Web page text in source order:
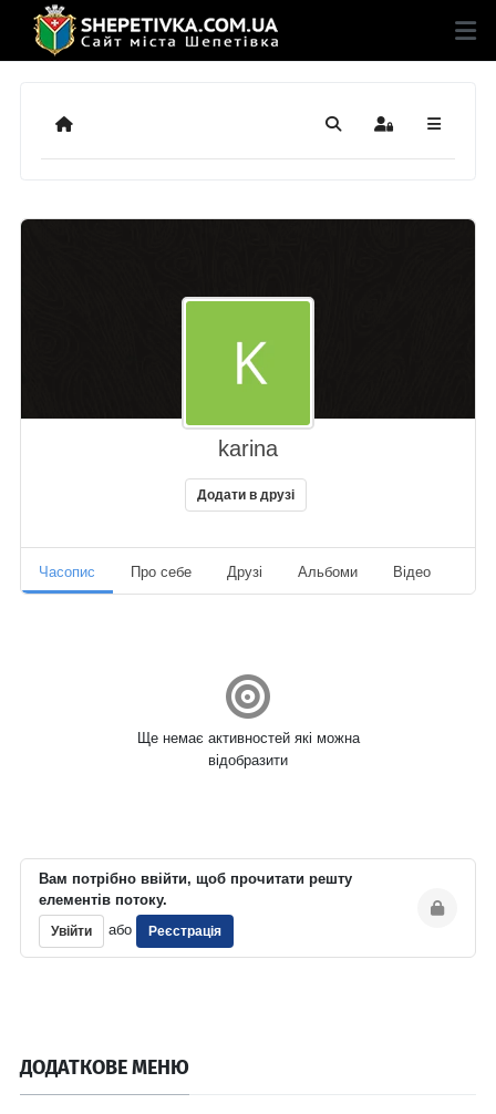
Додому ПошукSign In
karina
Додати в друзі
Часопис Про себе Друзі Альбоми Відео
Ще немає активностей які можна
відобразити
Вам потрібно ввійти, щоб прочитати решту
елементів потоку.
Увійти або Реєстрація
ДОДАТКОВЕ МЕНЮ